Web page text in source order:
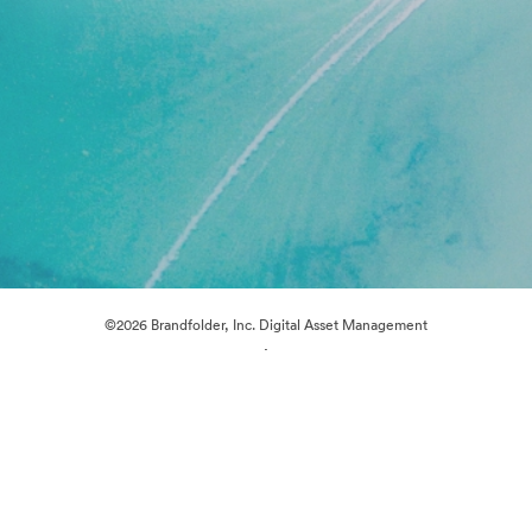
©2026 Brandfolder, Inc. Digital Asset Management
·